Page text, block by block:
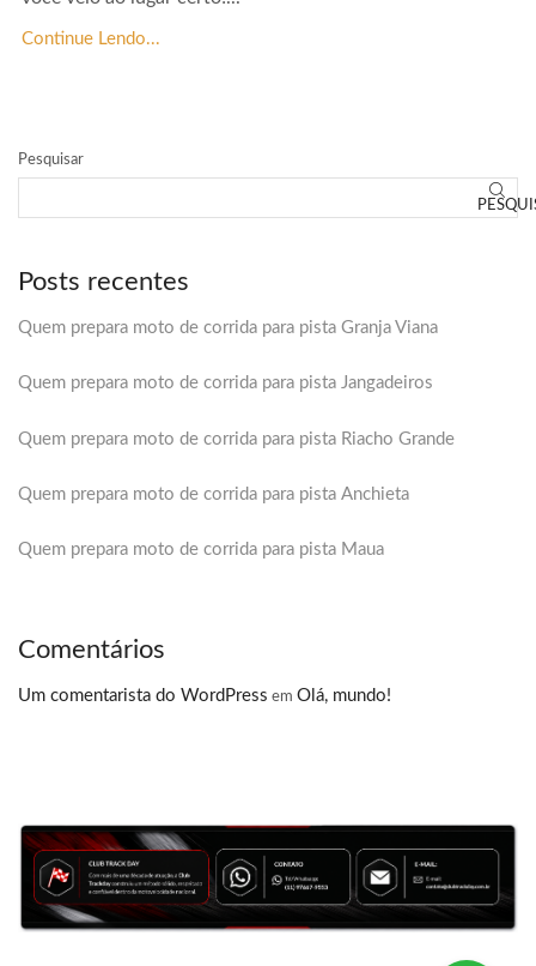
Continue Lendo...
Pesquisar
Posts recentes
Quem prepara moto de corrida para pista Granja Viana
Quem prepara moto de corrida para pista Jangadeiros
Quem prepara moto de corrida para pista Riacho Grande
Quem prepara moto de corrida para pista Anchieta
Quem prepara moto de corrida para pista Maua
Comentários
Um comentarista do WordPress em Olá, mundo!